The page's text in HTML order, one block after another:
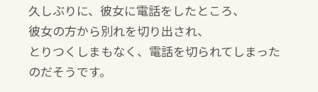
久しぶりに、彼女に電話をしたところ、
彼女の方から別れを切り出され、
とりつくしまもなく、電話を切られてしまった
のだそうです。